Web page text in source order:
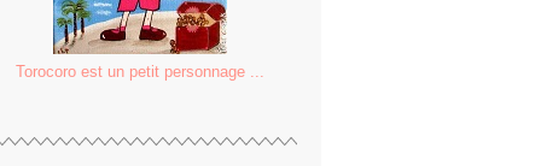
Torocoro est un petit personnage ...